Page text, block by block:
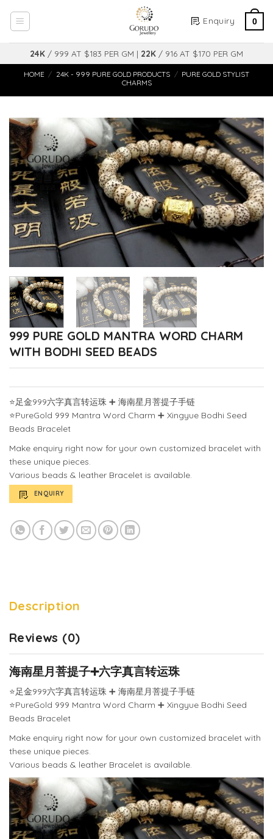
Enquiry 0
24K / 999 AT $183 PER GM | 22K / 916 AT $170 PER GM
HOME / 24K - 999 PURE GOLD PRODUCTS / PURE GOLD STYLIST
CHARMS
999 PURE GOLD MANTRA WORD CHARM
WITH BODHI SEED BEADS
⭐️足金999六字真言转运珠 ➕ 海南星月菩提子手链
⭐️PureGold 999 Mantra Word Charm ➕ Xingyue Bodhi Seed
Beads Bracelet
Make enquiry right now for your own customized bracelet with
these unique pieces.
Various beads & leather Bracelet is available.
ENQUIRY
Description
Reviews (0)
海南星月菩提子➕六字真言转运珠
⭐️足金999六字真言转运珠 ➕ 海南星月菩提子手链
⭐️PureGold 999 Mantra Word Charm ➕ Xingyue Bodhi Seed
Beads Bracelet
Make enquiry right now for your own customized bracelet with
these unique pieces.
Various beads & leather Bracelet is available.